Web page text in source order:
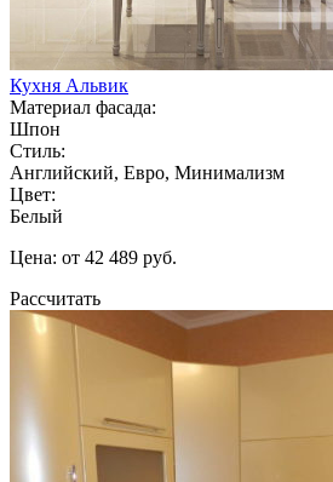
Кухня Альвик
Материал фасада:
Шпон
Стиль:
Английский, Евро, Минимализм
Цвет:
Белый
Цена: от 42 489 руб.
Рассчитать